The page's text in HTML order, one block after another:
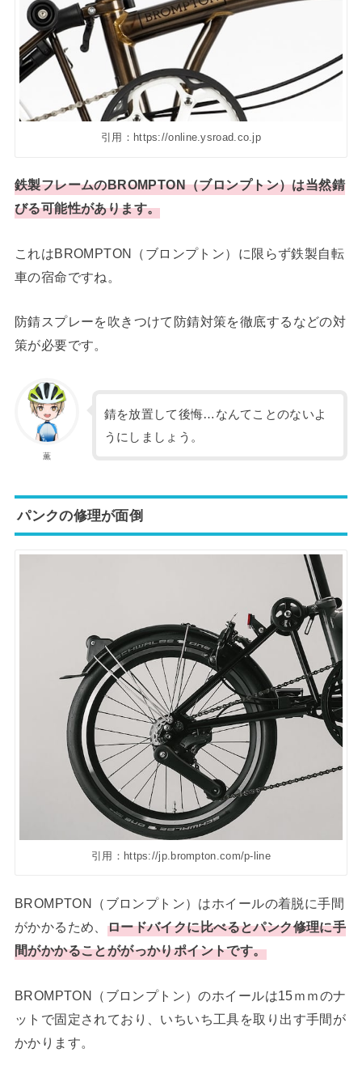
引用：https://online.ysroad.co.jp
鉄製フレームのBROMPTON（ブロンプトン）は当然錆
びる可能性があります。
これはBROMPTON（ブロンプトン）に限らず鉄製自転
車の宿命ですね。
防錆スプレーを吹きつけて防錆対策を徹底するなどの対
策が必要です。
薫
錆を放置して後悔…なんてことのないよ
うにしましょう。
パンクの修理が面倒
引用：https://jp.brompton.com/p-line
BROMPTON（ブロンプトン）はホイールの着脱に手間
がかかるため、 ロードバイクに比べるとパンク修理に手
間がかかることががっかりポイントです。
BROMPTON（ブロンプトン）のホイールは15ｍｍのナ
ットで固定されており、いちいち工具を取り出す手間が
かかります。